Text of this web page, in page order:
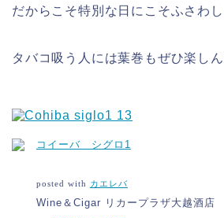
だからこそ特別な日にこそふさわし
タバコ吸う人には葉巻もぜひ楽し
コイーバ シグロ1
posted with カエレバ
Wine＆Cigar リカープラザ大越酒店